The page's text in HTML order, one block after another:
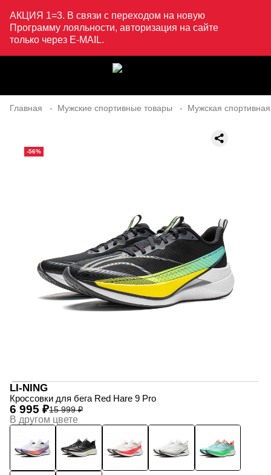
АКЦИЯ 1=3. В связи с переходом на новую
Программу лояльности, авторизация на сайте
только через E-MAIL.
Главная Мужские спортивные товары Мужская
-56%
LI-NING
Кроссовки для бега Red Hare 9 Pro
15 999 ₽
6 995 ₽
В другом цвете